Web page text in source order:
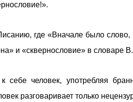
где «Вначале было
и «сквернословие» в словаре
себе человек, употребляя
разговаривает только